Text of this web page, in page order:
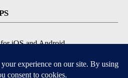
iOS and Android